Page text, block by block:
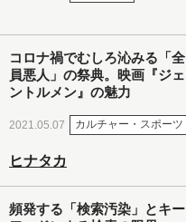
コロナ禍でむしろ沁みる「全
員悪人」の祭典。映画『ジェ
ントルメン』の魅力
2021.05.07 カルチャー・スポーツ
ヒナタカ
頻発する「検索汚染」とキー